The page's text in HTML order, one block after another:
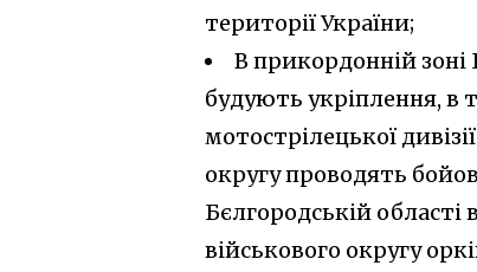
території України;
В прикордонній зоні
будують укріплення, в
мотострілецької
округу проводять
Бєлгородській області
військового округу